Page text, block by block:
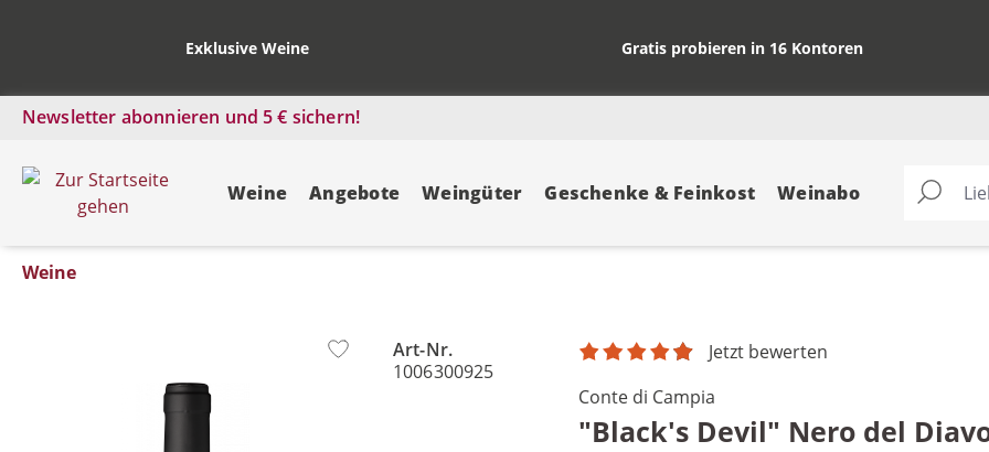
Exklusive Weine Gratis probieren in 16 Kontoren
Newsletter abonnieren und 5 € sichern!
Weine Angebote Weingüter Geschenke & Feinkost Weinabo
Weine
Art-Nr.
1006300925
Jetzt bewerten
Conte di Campia
"Black's Devil" Nero del